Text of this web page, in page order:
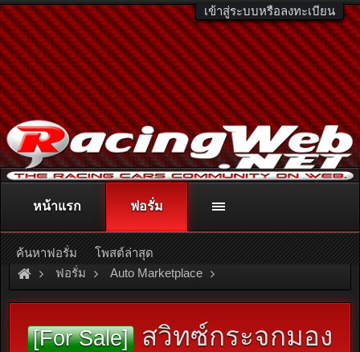
เข้าสู่ระบบหรือลงทะเบียน
ติดต่อลงโฆษณา racingweb@gmail.comหรือโทร. 081-811-1138
หรืออ่านรายละเอียดเพิ่มเติม คลิกที่นี่
ฟอรั่ม Auto Marketplace
Interior & Accessories
[For Sale] สวิทซ์กระจกมอง
หน้าแรก ฟอรั่ม
ค้นหาฟอรั่ม โพสต์ล่าสุด